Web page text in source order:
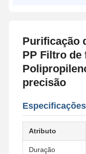
Purificação
PP Filtro de
precisão
Atributo
Duração